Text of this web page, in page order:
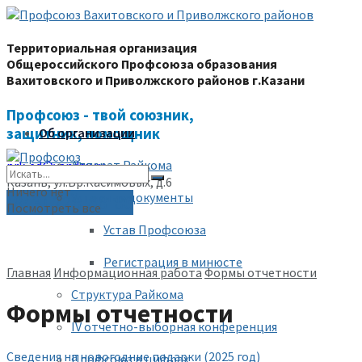
Территориальная организация
Общероссийского Профсоюза образования
Вахитовского и Приволжского районов г.Казани
Профсоюз - твой союзник,
защитник, помощник
prk-ed@yandex.ru
Казань, ул.Бр.Касимовых, д.6
(843) 228-68-80
Об организации
Аппарат Райкома
Уставные документы
Устав Профсоюза
Регистрация в минюсте
Структура Райкома
IV отчетно-выборная конференция
Профсоюз в цифрах
Ничего нет
Посмотреть все
Главная Информационная работаФормы отчетности
Формы отчетности
Сведения на новогодние подарки (2025 год)